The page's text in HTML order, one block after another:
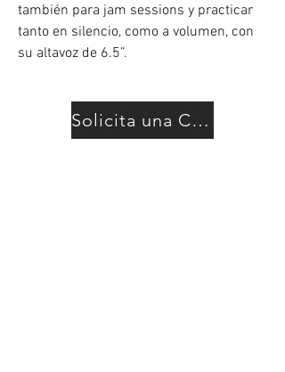
también para jam sessions y practicar
tanto en silencio, como a volumen, con
su altavoz de 6.5”.
Solicita una Cotización